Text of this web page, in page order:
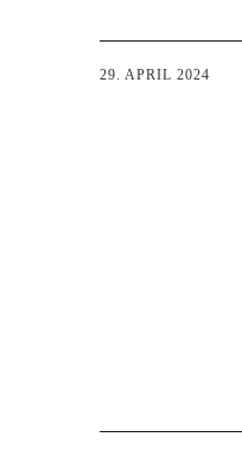
29. APRIL 2024